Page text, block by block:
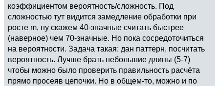
коэффициентом вероятность/сложность. Под
сложностью тут видится замедление обработки при
росте m, ну скажем 40-значные считать быстрее
(наверное) чем 70-значные. Но пока сосредоточиться
на вероятности. Задача такая: дан паттерн, посчитать
вероятность. Лучше брать небольшие длины (5-7)
чтобы можно было проверить правильность расчёта
прямо просеяв цепочки. Но в общем-то, можно и по